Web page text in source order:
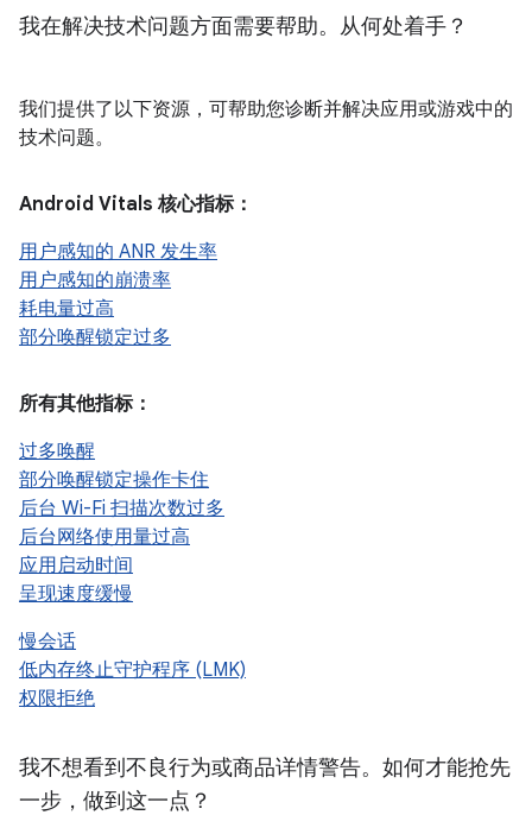
我在解决技术问题方面需要帮助。从何处着手？
我们提供了以下资源，可帮助您诊断并解决应用或游戏中的
技术问题。
Android Vitals 核心指标：
用户感知的 ANR 发生率
用户感知的崩溃率
耗电量过高
部分唤醒锁定过多
所有其他指标：
过多唤醒
部分唤醒锁定操作卡住
后台 Wi-Fi 扫描次数过多
后台网络使用量过高
应用启动时间
呈现速度缓慢
慢会话
低内存终止守护程序 (LMK)
权限拒绝
我不想看到不良行为或商品详情警告。如何才能抢先
一步，做到这一点？